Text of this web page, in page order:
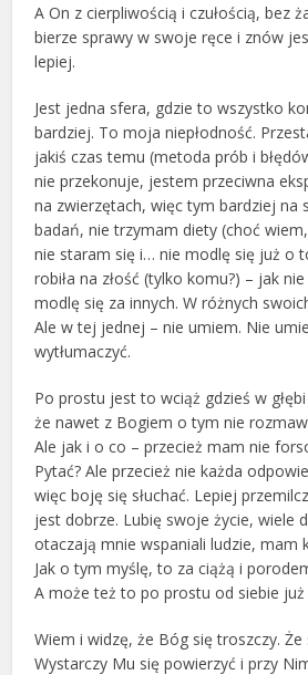
A On z cierpliwością i czułością, bez
bierze sprawy w swoje ręce i znów
lepiej.
Jest jedna sfera, gdzie to wszystko
bardziej. To moja niepłodność.
jakiś czas temu (metoda prób i
nie przekonuje, jestem przeciwna
na zwierzętach, więc tym bardziej na
badań, nie trzymam diety (choć
nie staram się i… nie modlę się już o
robiła na złość (tylko komu?) – jak
modlę się za innych. W różnych
Ale w tej jednej – nie umiem. Nie
wytłumaczyć.
Po prostu jest to wciąż gdzieś w
że nawet z Bogiem o tym nie
Ale jak i o co – przecież mam nie
Pytać? Ale przecież nie każda
więc boję się słuchać. Lepiej
jest dobrze. Lubię swoje życie, wiele
otaczają mnie wspaniali ludzie, mam
Jak o tym myślę, to za ciążą i
A może też to po prostu od siebie już
Wiem i widzę, że Bóg się troszczy.
Wystarczy Mu się powierzyć i przy